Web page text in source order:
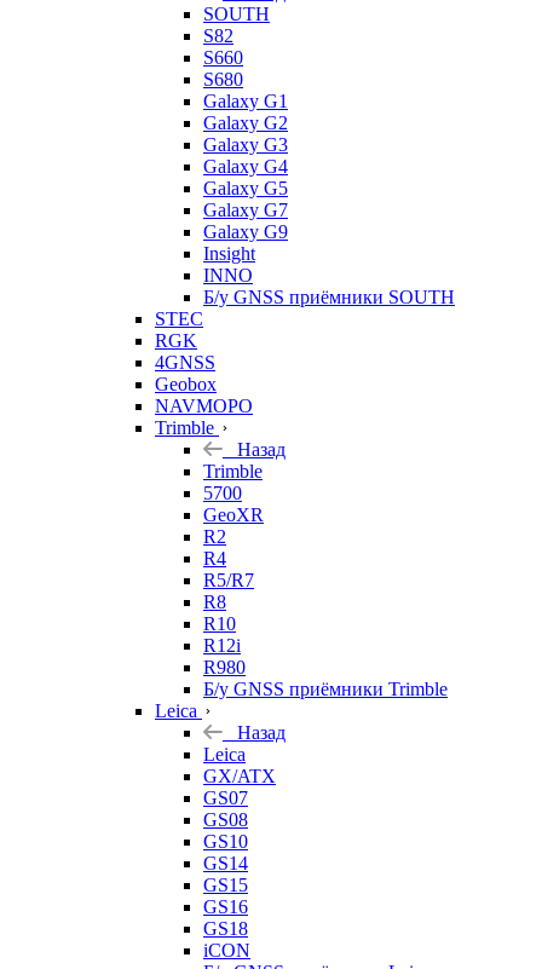
SOUTH
S82
S660
S680
Galaxy G1
Galaxy G2
Galaxy G3
Galaxy G4
Galaxy G5
Galaxy G7
Galaxy G9
Insight
INNO
Б/у GNSS приёмники SOUTH
STEC
RGK
4GNSS
Geobox
NAVMOPO
Trimble
Назад
Trimble
5700
GeoXR
R2
R4
R5/R7
R8
R10
R12i
R980
Б/у GNSS приёмники Trimble
Leica
Назад
Leica
GX/ATX
GS07
GS08
GS10
GS14
GS15
GS16
GS18
iCON